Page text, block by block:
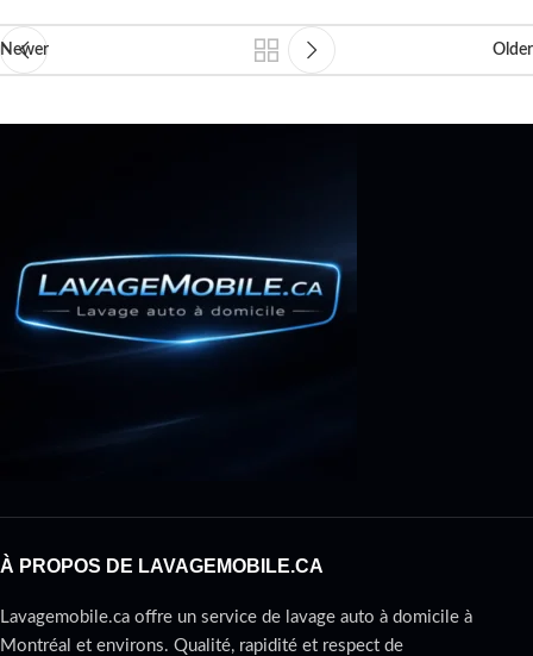
Newer Older
À PROPOS DE LAVAGEMOBILE.CA
Lavagemobile.ca offre un service de lavage auto à domicile à
Montréal et environs. Qualité, rapidité et respect de